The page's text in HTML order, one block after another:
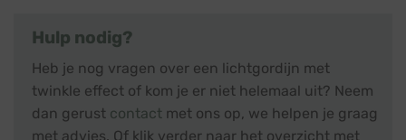
Hulp nodig?
Heb je nog vragen over een lichtgordijn met
twinkle effect of kom je er niet helemaal uit? Neem
dan gerust contact met ons op, we helpen je graag
met advies. Of klik verder naar het overzicht met